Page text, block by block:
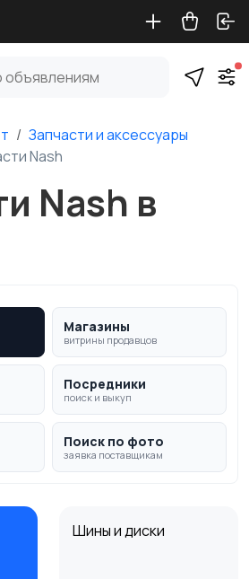
Запчасти и аксессуары
Nash
Nash в
Магазины
витрины продавцов
Посредники
поиск и выкуп
Поиск по фото
заявка поставщикам
Шины и диски